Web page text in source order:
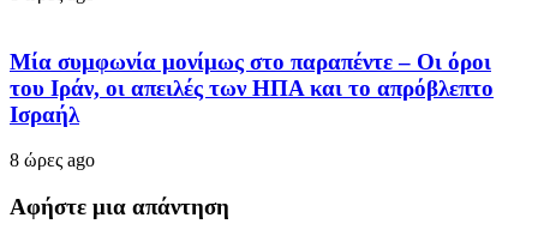
Μία συμφωνία μονίμως στο παραπέντε – Οι όροι
του Ιράν, οι απειλές των ΗΠΑ και το απρόβλεπτο
Ισραήλ
8 ώρες ago
Αφήστε μια απάντηση